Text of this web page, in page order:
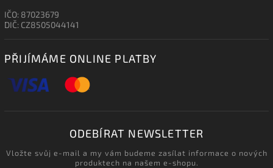
IČO: 87023679
DIČ: CZ8505044141
PŘIJÍMÁME ONLINE PLATBY
ODEBÍRAT NEWSLETTER
Vložte svůj e-mail a my vám budeme zasílat informace o nových
produktech na našem e-shopu.